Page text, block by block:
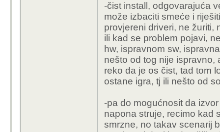
-čist install, odgovarajuća
može izbaciti smeće i
provjereni driveri, ne žuriti,
ili kad se problem pojavi,
hw, ispravnom sw,
nešto od tog nije ispravno,
reko da je os čist, tad tom
ostane igra, tj ili nešto od
-pa do mogućnosit da
napona struje, recimo kad
smrzne, no takav scenarij